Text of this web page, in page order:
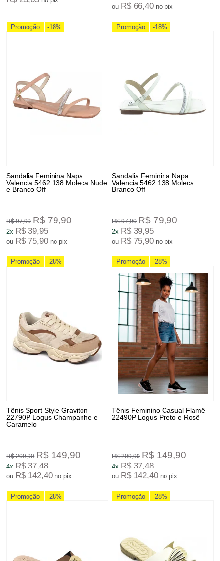
ou R$ 66,40 no pix
Promoção -18%
Sandalia Feminina Napa
Valencia 5462.138 Moleca Nude
e Branco Off
R$ 97,90 R$ 79,90
2x R$ 39,95
ou R$ 75,90 no pix
Promoção -18%
Sandalia Feminina Napa
Valencia 5462.138 Moleca
Branco Off
R$ 97,90 R$ 79,90
2x R$ 39,95
ou R$ 75,90 no pix
Promoção -28%
Tênis Sport Style Graviton
22790P Logus Champanhe e
Caramelo
R$ 209,90 R$ 149,90
4x R$ 37,48
ou R$ 142,40 no pix
Promoção -28%
Tênis Feminino Casual Flamê
22490P Logus Preto e Rosê
R$ 209,90 R$ 149,90
4x R$ 37,48
ou R$ 142,40 no pix
Promoção -28% Promoção -28%